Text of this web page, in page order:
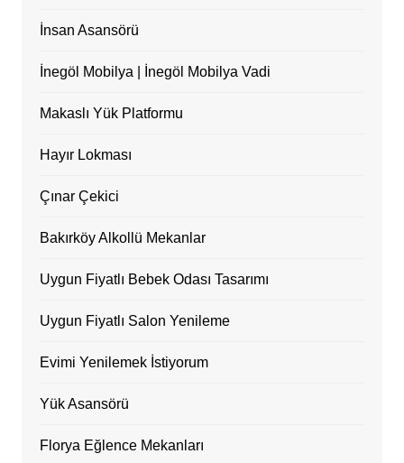
İnsan Asansörü
İnegöl Mobilya | İnegöl Mobilya Vadi
Makaslı Yük Platformu
Hayır Lokması
Çınar Çekici
Bakırköy Alkollü Mekanlar
Uygun Fiyatlı Bebek Odası Tasarımı
Uygun Fiyatlı Salon Yenileme
Evimi Yenilemek İstiyorum
Yük Asansörü
Florya Eğlence Mekanları